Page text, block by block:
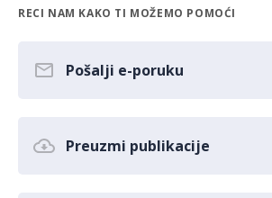
RECI NAM KAKO TI MOŽEMO POMOĆI
Pošalji e-poruku
Preuzmi publikacije